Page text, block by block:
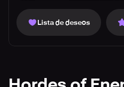
Lista de deseos